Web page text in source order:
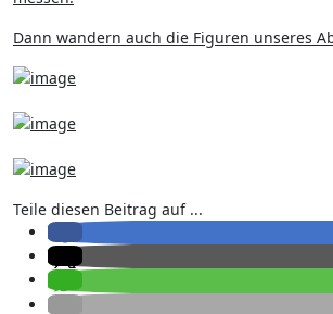
Dann wandern auch die Figuren unseres
Teile diesen Beitrag auf ...